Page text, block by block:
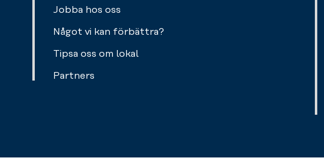
Jobba hos oss
Något vi kan förbättra?
Tipsa oss om lokal
Partners